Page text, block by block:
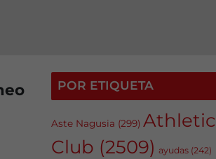
POR ETIQUETA
Aste Nagusia (299) Athletic
Club (2509) ayudas (242)